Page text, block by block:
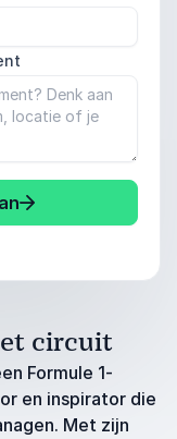
circuit
Formule 1-
en inspirator die
Met zijn